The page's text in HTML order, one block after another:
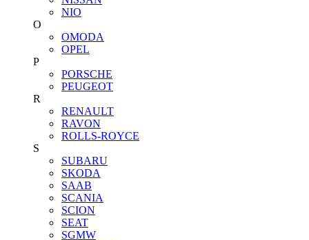
NIO
O
OMODA
OPEL
P
PORSCHE
PEUGEOT
R
RENAULT
RAVON
ROLLS-ROYCE
S
SUBARU
SKODA
SAAB
SCANIA
SCION
SEAT
SGMW